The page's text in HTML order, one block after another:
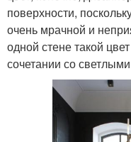
поверхности,
очень мрачной и
одной стене такой
сочетании со